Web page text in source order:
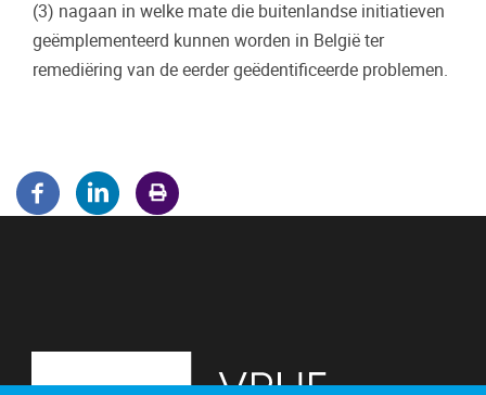
(3) nagaan in welke mate die buitenlandse initiatieven
geëmplementeerd kunnen worden in België ter
remediëring van de eerder geëdentificeerde problemen.